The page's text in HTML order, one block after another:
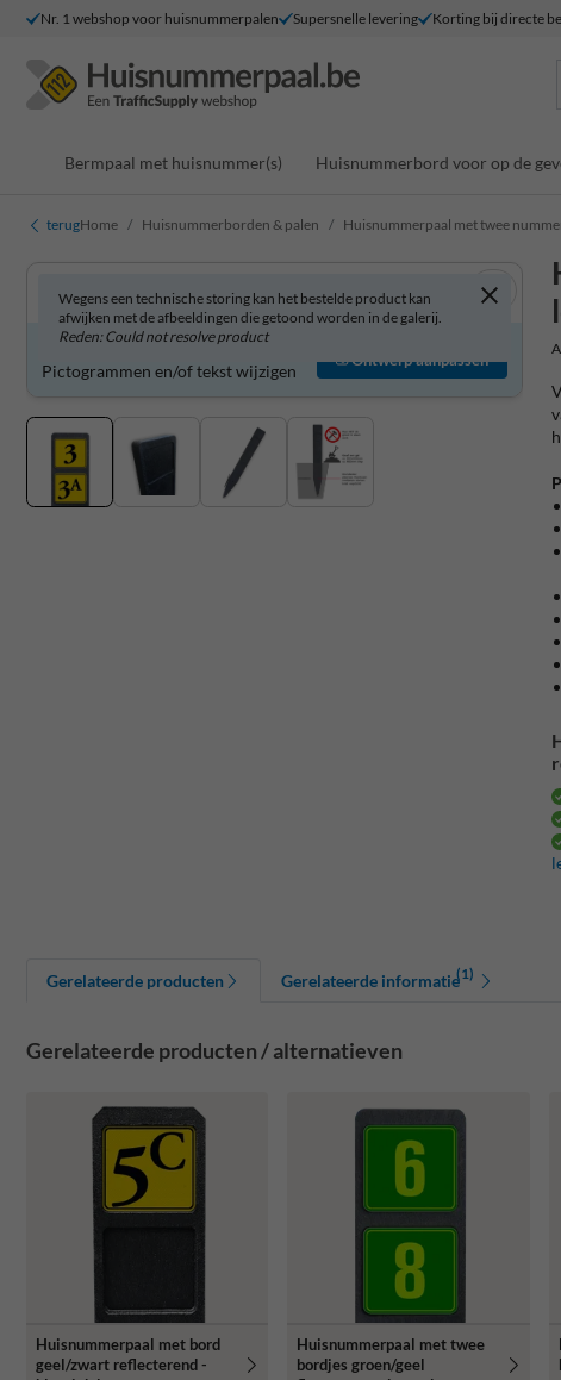
Nr. 1 webshop voor huisnummerpalen Supersnelle levering Korting bij directe
Bermpaal met huisnummer(s) Huisnummerbord voor op de
terugHome Huisnummerborden & palen Huisnummerpaal met twee
Wegens een technische storing kan het bestelde product kan
afwijken met de afbeeldingen die getoond worden in de galerij.
Reden: Could not resolve product
Product zelf aanpassen?
Pictogrammen en/of tekst wijzigen
Ontwerp aanpassen
Gerelateerde producten Gerelateerde informatie(1)
Gerelateerde producten / alternatieven
Huisnummerpaal met bord
geel/zwart reflecterend -
Huisnummerpaal met twee
bordjes groen/geel